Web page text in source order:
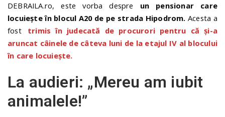
DEBRAILA.ro, este vorba despre un pensionar care
locuiește în blocul A20 de pe strada Hipodrom. Acesta a
fost
trimis în judecată de procurori pentru că și-a
aruncat câinele de câteva luni de la etajul IV al blocului
în care locuiește.
La audieri: „Mereu am iubit
animalele!”